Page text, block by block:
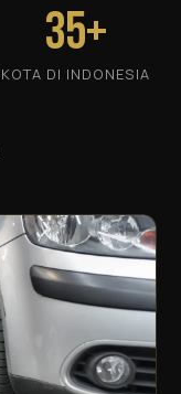
35+
KOTA DI INDONESIA